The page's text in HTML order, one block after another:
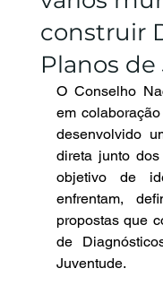
construir
Planos
O Conselho
em
desenvolvido
direta junto
objetivo de
enfrentam,
propostas que
de
Juventude.